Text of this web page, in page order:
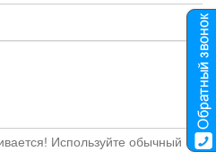
Используйте обычный